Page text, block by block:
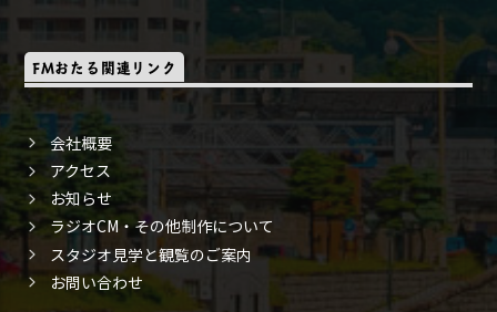
FMおたる関連リンク
会社概要
アクセス
お知らせ
ラジオCM・その他制作について
スタジオ見学と観覧のご案内
お問い合わせ